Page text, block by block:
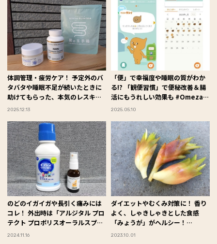
体調管理・疲労ケア！ 予定外のバ
タバタや睡眠不足が続いたときに
助けてもらった、本気のレスキュ
ーアイテム３つ #Omezaトーク
2025.12.13
「便」で幸福度や睡眠の質がわか
る!? 「観便習慣」で便秘改善＆腸
活にもうれしい効果も #Omezaト
ーク
2025.05.10
のどのイガイガや長引く痛みには
コレ！ 外出時は「アルジタル プロ
テクト プロポリスオーラルスプレ
ー」、帰宅時は「イソジン®︎うがい
2024.11.16
ダイエットやむくみ対策に！ 香り
よく、しゃきしゃきとした食感
「みょうが」がヘルシー！
#Omezaトーク
2023.10.01